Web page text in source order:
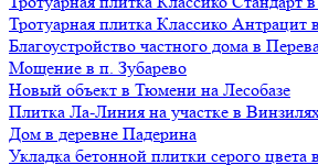
Тротуарная плитка Классико
Благоустройство частного дома в
Мощение в п. Зубарево
Новый объект в Тюмени на Лесобазе
Плитка Ла-Линия на участке в
Дом в деревне Падерина
Укладка бетонной плитки серого цвета